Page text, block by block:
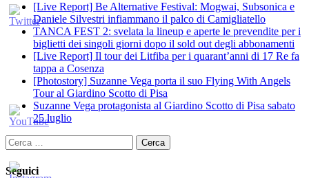
[Live Report] Be Alternative Festival: Mogwai, Subsonica e
Daniele Silvestri infiammano il palco di Camigliatello
TANCA FEST 2: svelata la lineup e aperte le prevendite per i
biglietti dei singoli giorni dopo il sold out degli abbonamenti
[Live Report] Il tour dei Litfiba per i quarant’anni di 17 Re fa
tappa a Cosenza
[Photostory] Suzanne Vega porta il suo Flying With Angels
Tour al Giardino Scotto di Pisa
Suzanne Vega protagonista al Giardino Scotto di Pisa sabato
25 luglio
Ricerca
per:
Seguici